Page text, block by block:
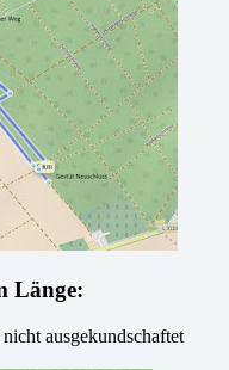
Länge:
ausgekundschaftet